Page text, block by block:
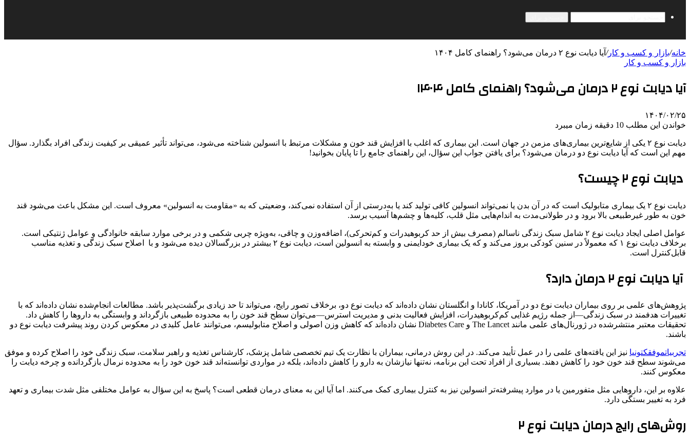
خانه/بازار و کسب و کار/ آیا دیابت نوع ۲ درمان می‌شود؟ راهنمای کامل ۱۴۰۴
بازار و کسب و کار
آیا دیابت نوع ۲ درمان می‌شود؟ راهنمای کامل ۱۴۰۴
۱۴۰۴/۰۲/۲۵
خواندن این مطلب 10 دقیقه زمان میبرد
دیابت نوع ۲ یکی از شایع‌ترین بیماری‌های مزمن در جهان است. این بیماری که اغلب با افزایش قند خون و مشکلات مرتبط با انسولین شناخته می‌شود، می‌تواند تأثیر عمیقی بر کیفیت زندگی افراد بگذارد. سؤال
مهم این است که آیا دیابت نوع دو درمان می‌شود؟ برای یافتن جواب این سؤال، این راهنمای جامع را تا پایان بخوانید!
دیابت نوع ۲ چیست؟
دیابت نوع ۲ یک بیماری متابولیک است که در آن بدن یا نمی‌تواند انسولین کافی تولید کند یا به‌درستی از آن استفاده نمی‌کند، وضعیتی که به «مقاومت به انسولین» معروف است. این مشکل باعث می‌شود قند
خون به طور غیرطبیعی بالا برود و در طولانی‌مدت به اندام‌هایی مثل قلب، کلیه‌ها و چشم‌ها آسیب برسد.
عوامل اصلی ایجاد دیابت نوع ۲ شامل سبک زندگی ناسالم (مصرف بیش از حد کربوهیدرات و کم‌تحرکی)، اضافه‌وزن و چاقی، به‌ویژه چربی شکمی و در برخی موارد سابقه خانوادگی و عوامل ژنتیکی است.
برخلاف دیابت نوع ۱ که معمولاً در سنین کودکی بروز می‌کند و که یک بیماری خودایمنی و وابسته به انسولین است، دیابت نوع ۲ بیشتر در بزرگسالان دیده می‌شود و با اصلاح سبک زندگی و تغذیه مناسب
قابل‌کنترل است.
آیا دیابت نوع ۲ درمان دارد؟
پژوهش‌های علمی بر روی بیماران دیابت نوع دو در آمریکا، کانادا و انگلستان نشان داده‌اند که دیابت نوع دو، برخلاف تصور رایج، می‌تواند تا حد زیادی برگشت‌پذیر باشد. مطالعات انجام‌شده نشان داده‌اند که با
تغییرات هدفمند در سبک زندگی—از جمله رژیم غذایی کم‌کربوهیدرات، افزایش فعالیت بدنی و مدیریت استرس—می‌توان سطح قند خون را به محدوده طبیعی بازگرداند و وابستگی به داروها را کاهش داد.
تحقیقات معتبر منتشرشده در ژورنال‌های علمی مانند The Lancet و Diabetes Care نشان داده‌اند که کاهش وزن اصولی و اصلاح متابولیسم، می‌توانند عامل کلیدی در معکوس کردن روند پیشرفت دیابت نوع دو
باشند.
تجربیاتموفقکتونیا نیز این یافته‌های علمی را در عمل تأیید می‌کند. در این روش درمانی، بیماران با نظارت یک تیم تخصصی شامل پزشک، کارشناس تغذیه و راهبر سلامت، سبک زندگی خود را اصلاح کرده و موفق
می‌شوند سطح قند خون خود را کاهش دهند. بسیاری از افراد تحت این برنامه، نه‌تنها نیازشان به دارو را کاهش داده‌اند، بلکه در مواردی توانسته‌اند قند خون خود را به محدوده نرمال بازگردانده و چرخه دیابت را
معکوس کنند.
علاوه بر این، داروهایی مثل متفورمین یا در موارد پیشرفته‌تر انسولین نیز به کنترل بیماری کمک می‌کنند. اما آیا این به معنای درمان قطعی است؟ پاسخ به این سؤال به عوامل مختلفی مثل شدت بیماری و تعهد
فرد به تغییر بستگی دارد.
روش‌های رایج درمان دیابت نوع ۲